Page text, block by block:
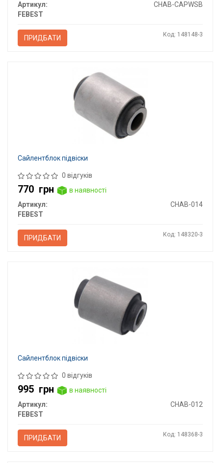
Артикул:
CHAB-CAPWSB
FEBEST
ПРИДБАТИ Код: 148148-3
Сайлентблок підвіски
0 відгуків
770 грн
в наявності
Артикул:
CHAB-014
FEBEST
ПРИДБАТИ Код: 148320-3
Сайлентблок підвіски
0 відгуків
995 грн
в наявності
Артикул:
CHAB-012
FEBEST
ПРИДБАТИ Код: 148368-3